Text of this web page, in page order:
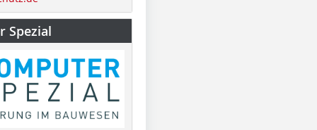
Spezial